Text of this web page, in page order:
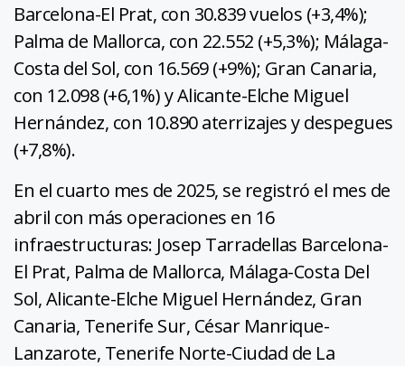
Barcelona-El Prat, con 30.839 vuelos (+3,4%);
Palma de Mallorca, con 22.552 (+5,3%); Málaga-
Costa del Sol, con 16.569 (+9%); Gran Canaria,
con 12.098 (+6,1%) y Alicante-Elche Miguel
Hernández, con 10.890 aterrizajes y despegues
(+7,8%).
En el cuarto mes de 2025, se registró el mes de
abril con más operaciones en 16
infraestructuras: Josep Tarradellas Barcelona-
El Prat, Palma de Mallorca, Málaga-Costa Del
Sol, Alicante-Elche Miguel Hernández, Gran
Canaria, Tenerife Sur, César Manrique-
Lanzarote, Tenerife Norte-Ciudad de La